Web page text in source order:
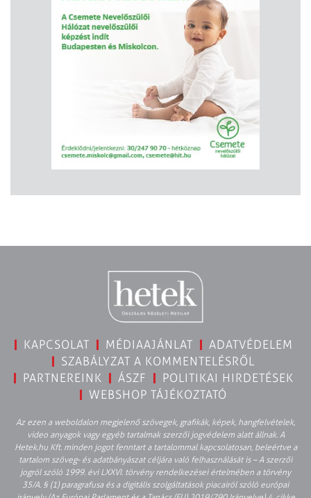
KAPCSOLAT MÉDIAAJÁNLAT
ADATVÉDELEM
SZABÁLYZAT A KOMMENTELÉSRŐL
PARTNEREINK
ÁSZF
POLITIKAI HIRDETÉSEK
WEBSHOP TÁJÉKOZTATÓ
Az ezen a weboldalon megjelenő szövegek, grafikák, képek, hangfelvételek,
video anyagok vagy egyéb tartalmak szerzői jogvédelem alatt állnak. A
Hetek.hu Kft. minden jogot fenntart a tartalommal kapcsolatosan, beleértve a
tartalom szöveg- és adatbányászat céljára való felhasználását is – A szerzői
jogról szóló 1999. évi LXXVI. törvény rendelkezései értelmében a törvény
35/A. § (1) paragrafusa és a digitális szolgáltatások piacairól szóló európai